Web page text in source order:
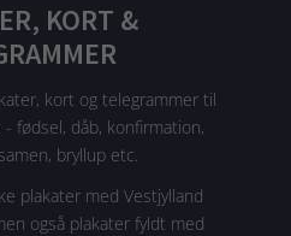
KORT &
kort og telegrammer til
fødsel, dåb, konfirmation,
bryllup etc.
plakater med Vestjylland
også plakater fyldt med